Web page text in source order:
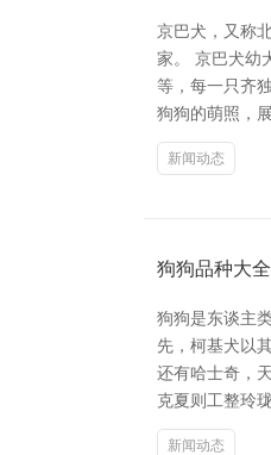
京巴犬，又称
家。 京巴犬幼
等，每一只齐
狗狗的萌照，
新闻动态
狗狗品种大
狗狗是东谈主
先，柯基犬以
还有哈士奇，
克夏则工整玲
新闻动态